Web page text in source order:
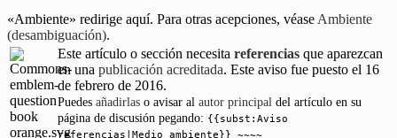
«Ambiente» redirige aquí. Para otras acepciones, véaseAmbiente
(desambiguación).
Este artículo o sección necesita referencias que aparezcan
en una publicación acreditada. Este aviso fue puesto el 16
de febrero de 2016.
Puedes añadirlas o avisar al autor principal del artículo en su
página de discusión pegando: {{subst:Aviso
referencias|Medio ambiente}} ~~~~